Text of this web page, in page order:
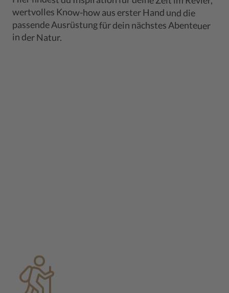
wertvolles Know-how aus erster Hand und die
in der Natur.